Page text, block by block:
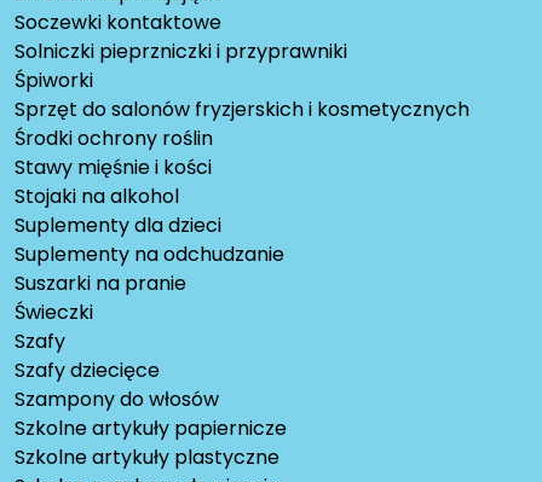
Soczewki kontaktowe
Solniczki pieprzniczki i przyprawniki
Śpiworki
Sprzęt do salonów fryzjerskich i kosmetycznych
Środki ochrony roślin
Stawy mięśnie i kości
Stojaki na alkohol
Suplementy dla dzieci
Suplementy na odchudzanie
Suszarki na pranie
Świeczki
Szafy
Szafy dziecięce
Szampony do włosów
Szkolne artykuły papiernicze
Szkolne artykuły plastyczne